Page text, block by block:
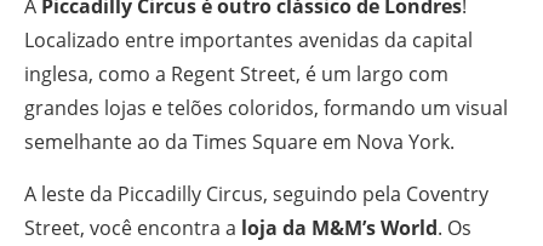
A Piccadilly Circus é outro clássico de Londres!
Localizado entre importantes avenidas da capital
inglesa, como a Regent Street, é um largo com
grandes lojas e telões coloridos, formando um visual
semelhante ao da Times Square em Nova York.
A leste da Piccadilly Circus, seguindo pela Coventry
Street, você encontra a loja da M&M’s World. Os